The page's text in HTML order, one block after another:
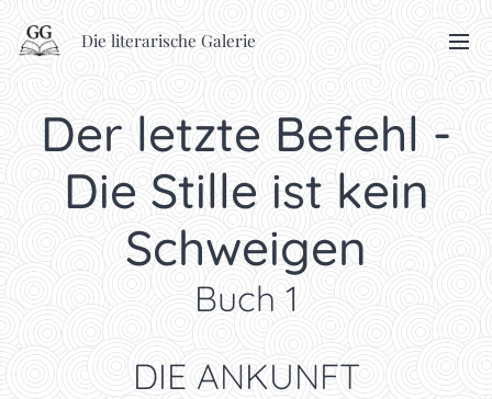
Die literarische Galerie
Der letzte Befehl -
Die Stille ist kein
Schweigen
Buch 1
DIE ANKUNFT